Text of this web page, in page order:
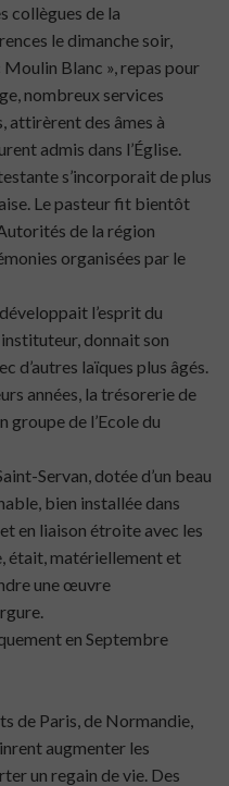
collègues de la
le dimanche soir,
Blanc », repas pour
nombreux services
attirèrent des âmes à
admis dans l’Église.
s’incorporait de plus
Le pasteur fit bientôt
de la région
organisées par le
l’esprit du
donnait son
d’autres laïques plus âgés.
années, la trésorerie de
groupe de l’Ecole du
Servan, dotée d’un beau
bien installée dans
en liaison étroite avec les
était, matériellement et
une œuvre
en Septembre
de Paris, de Normandie,
augmenter les
un regain de vie. Des